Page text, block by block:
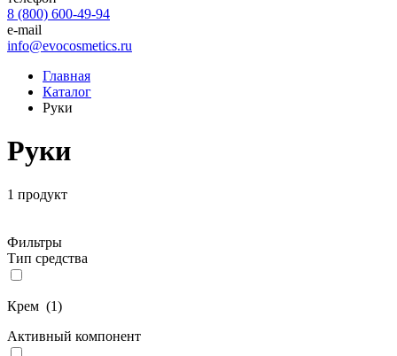
8 (800) 600-49-94
e-mail
info@evocosmetics.ru
Главная
Каталог
Руки
Руки
1 продукт
Фильтры
Тип средства
Крем (1)
Активный компонент